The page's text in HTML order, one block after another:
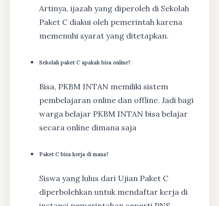
Artinya, ijazah yang diperoleh di Sekolah
Paket C diakui oleh pemerintah karena
memenuhi syarat yang ditetapkan.
Sekolah paket C apakah bisa online?
Bisa, PKBM INTAN memiliki sistem
pembelajaran online dan offline. Jadi bagi
warga belajar PKBM INTAN bisa belajar
secara online dimana saja
Paket C bisa kerja di mana?
Siswa yang lulus dari Ujian Paket C
diperbolehkan untuk mendaftar kerja di